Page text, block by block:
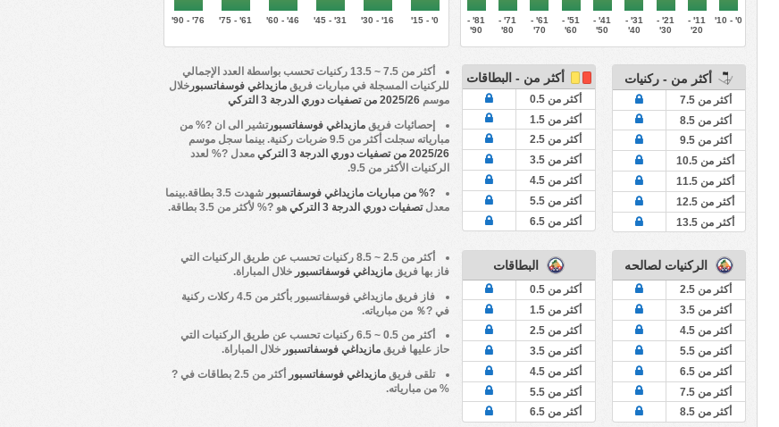
81' -
90'
71' -
80'
61' -
70'
51' -
60'
41' -
50'
31' -
40'
21' -
30'
11' -
20'
0' - 10'
76' - 90' 61' - 75' 46' - 60' 31' - 45' 16' - 30' 0' - 15'
أكثر من - ركنيات
أكثر من 7.5
أكثر من 8.5
أكثر من 9.5
أكثر من 10.5
أكثر من 11.5
أكثر من 12.5
أكثر من 13.5
أكثر من - البطاقات
أكثر من 0.5
أكثر من 1.5
أكثر من 2.5
أكثر من 3.5
أكثر من 4.5
أكثر من 5.5
أكثر من 6.5
أكثر من 7.5 ~ 13.5 ركنيات تحسب بواسطة العدد الإجمالي
للركنيات المسجلة في مباريات فريق مازيداغي فوسفاتسبور خلال
موسم 2025/26 من تصفيات دوري الدرجة 3 التركي
إحصائيات فريقمازيداغي فوسفاتسبورتشير الى ان ?% من
مبارياته سجلت أكثر من 9.5 ضربات ركنية. بينما سجل موسم
2025/26 من تصفيات دوري الدرجة 3 التركي
معدل ?% لعدد
الركنيات الأكثر من 9.5.
?% من مباريات مازيداغي فوسفاتسبور
شهدت 3.5 بطاقة.بينما
معدلتصفيات دوري الدرجة 3 التركي هو ?% لأكثر من 3.5 بطاقة.
الركنيات لصالحه
أكثر من 2.5
أكثر من 3.5
أكثر من 4.5
أكثر من 5.5
أكثر من 6.5
أكثر من 7.5
أكثر من 8.5
البطاقات
أكثر من 0.5
أكثر من 1.5
أكثر من 2.5
أكثر من 3.5
أكثر من 4.5
أكثر من 5.5
أكثر من 6.5
أكثر من 2.5 ~ 8.5 ركنيات تحسب عن طريق الركنيات التي
فاز بها فريق مازيداغي فوسفاتسبور خلال المباراة.
فاز فريقمازيداغي فوسفاتسبور
بأكثر من 4.5 ركلات ركنية
في ?％ من مبارياته.
أكثر من 0.5 ~ 6.5 ركنيات تحسب عن طريق الركنيات التي
حاز عليها فريق مازيداغي فوسفاتسبور خلال المباراة.
تلقى فريقمازيداغي فوسفاتسبور
أكثر من 2.5 بطاقات في ?
% من مبارياته.